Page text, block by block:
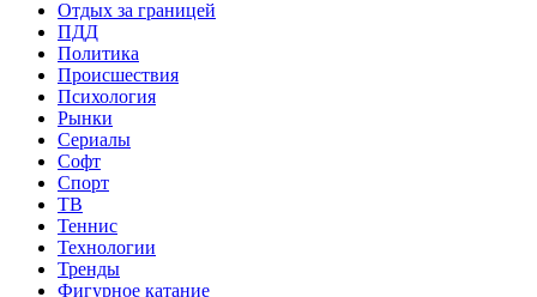
Отдых за границей
ПДД
Политика
Происшествия
Психология
Рынки
Сериалы
Софт
Спорт
ТВ
Теннис
Технологии
Тренды
Фигурное катание